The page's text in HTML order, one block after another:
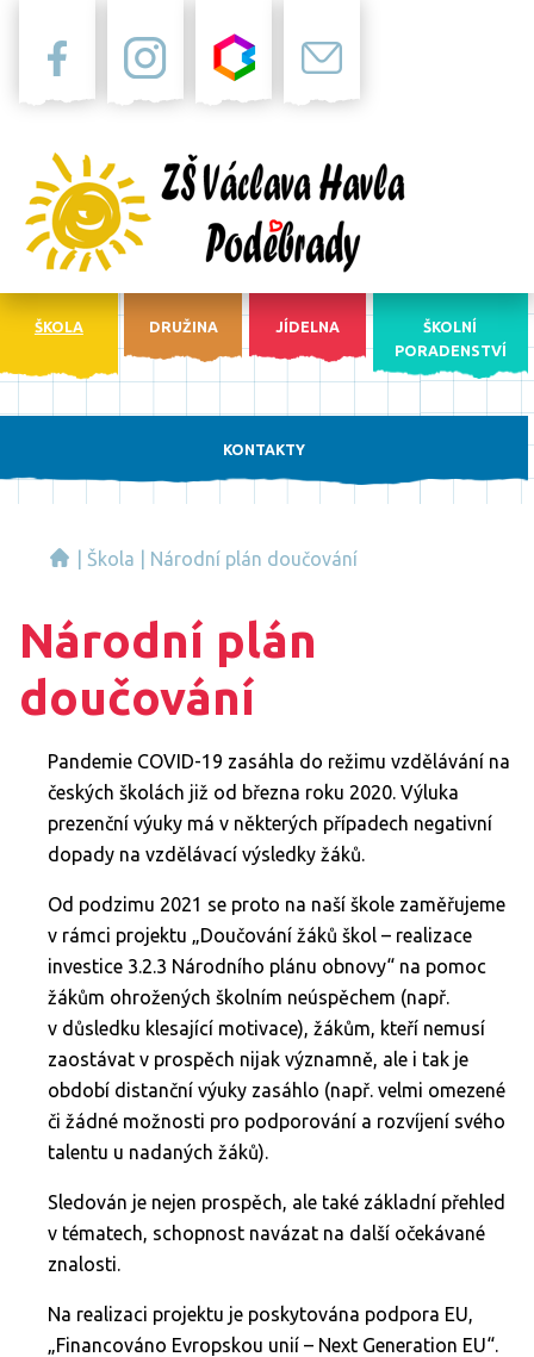
ŠKOLA DRUŽINA JÍDELNA
ŠKOLNÍ
PORADENSTVÍ
KONTAKTY
Škola Národní plán doučování
Národní plán
doučování
Pandemie COVID-19 zasáhla do režimu vzdělávání na
českých školách již od března roku 2020. Výluka
prezenční výuky má v některých případech negativní
dopady na vzdělávací výsledky žáků.
Od podzimu 2021 se proto na naší škole zaměřujeme
v rámci projektu „Doučování žáků škol – realizace
investice 3.2.3 Národního plánu obnovy“ na pomoc
žákům ohrožených školním neúspěchem (např.
v důsledku klesající motivace), žákům, kteří nemusí
zaostávat v prospěch nijak významně, ale i tak je
období distanční výuky zasáhlo (např. velmi omezené
či žádné možnosti pro podporování a rozvíjení svého
talentu u nadaných žáků).
Sledován je nejen prospěch, ale také základní přehled
v tématech, schopnost navázat na další očekávané
znalosti.
Na realizaci projektu je poskytována podpora EU,
„Financováno Evropskou unií – Next Generation EU“.